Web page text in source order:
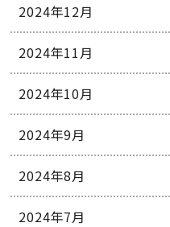
2024年12月
2024年11月
2024年10月
2024年9月
2024年8月
2024年7月